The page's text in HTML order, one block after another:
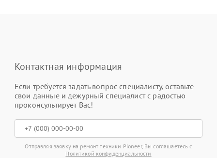
Контактная информация
Если требуется задать вопрос специалисту, оставьте
свои данные и дежурный специалист с радостью
проконсультирует Вас!
Отправляя заявку на ремонт техники Pioneer, Вы соглашаетесь с
Политикой конфиденциальности